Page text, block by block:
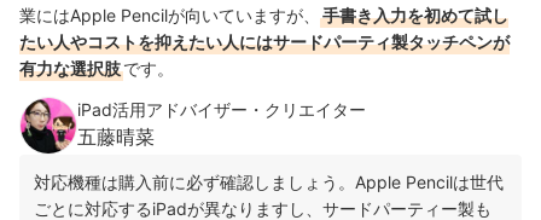
業にはApple Pencilが向いていますが、
手書き入力を初めて試し
たい人やコストを抑えたい人にはサードパーティ製タッチペンが
有力な選択肢です。
iPad活用アドバイザー・クリエイター
五藤晴菜
対応機種は購入前に必ず確認しましょう。Apple Pencilは世代
ごとに対応するiPadが異なりますし、サードパーティー製も